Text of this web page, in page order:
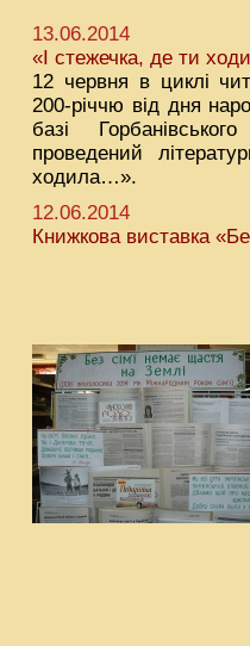
13.06.2014
«І стежечка, де ти
12 червня в циклі
200-річчю від дня
базі
проведений
ходила…».
12.06.2014
Книжкова виставка